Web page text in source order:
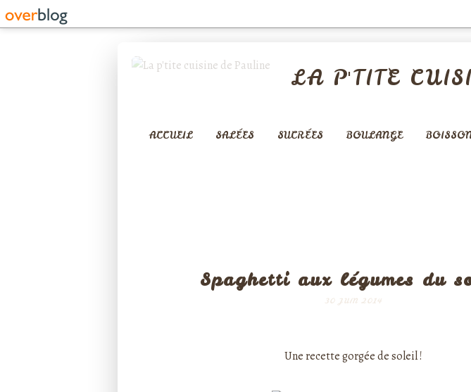
LA P'TITE
ACCUEIL SALÉES SUCRÉES BOULANGE
Spaghetti aux légumes du
30 JUIN 2014
Une recette gorgée de soleil !